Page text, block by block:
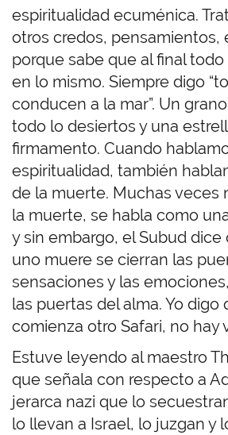
espiritualidad ecuménica.
otros credos, pensamientos,
porque sabe que al final
en lo mismo. Siempre digo
conducen a la mar”. Un
todo lo desiertos y una
firmamento. Cuando
espiritualidad, también
de la muerte. Muchas veces
la muerte, se habla como
y sin embargo, el Subud
uno muere se cierran las
sensaciones y las
las puertas del alma. Yo digo
comienza otro Safari, no hay
Estuve leyendo al maestro
que señala con respecto a
jerarca nazi que lo
lo llevan a Israel, lo juzgan y